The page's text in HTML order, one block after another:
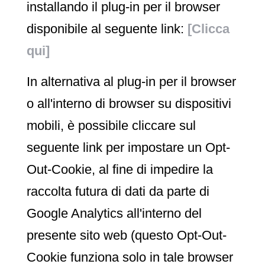
installando il plug-in per il browser
disponibile al seguente link: [Clicca
qui]
In alternativa al plug-in per il browser
o all'interno di browser su dispositivi
mobili, è possibile cliccare sul
seguente link per impostare un Opt-
Out-Cookie, al fine di impedire la
raccolta futura di dati da parte di
Google Analytics all'interno del
presente sito web (questo Opt-Out-
Cookie funziona solo in tale browser